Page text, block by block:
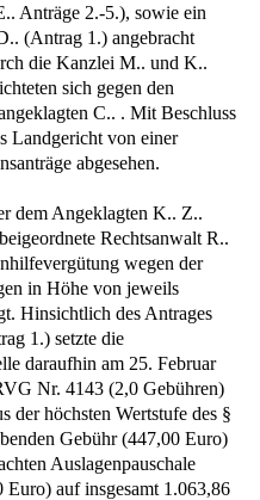
Anträge 2.-5.), sowie ein
(Antrag 1.) angebracht
die Kanzlei M.. und K..
sich gegen den
C.. . Mit Beschluss
Landgericht von einer
abgesehen.
dem Angeklagten K.. Z..
Rechtsanwalt R..
wegen der
in Höhe von jeweils
Hinsichtlich des Antrages
1.) setzte die
daraufhin am 25. Februar
Nr. 4143 (2,0 Gebühren)
der höchsten Wertstufe des §
Gebühr (447,00 Euro)
Auslagenpauschale
auf insgesamt 1.063,86